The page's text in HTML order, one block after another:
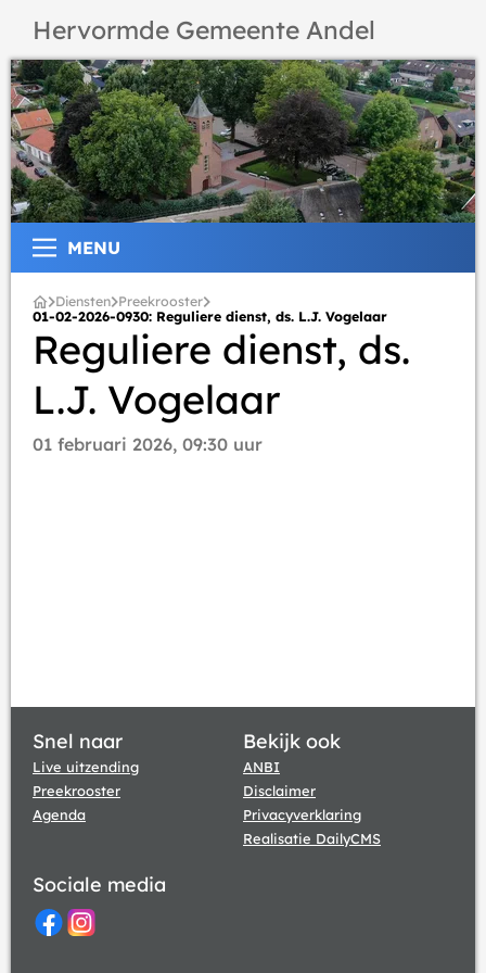
Hervormde Gemeente Andel
MENU
Diensten Preekrooster
01-02-2026-0930: Reguliere dienst, ds. L.J. Vogelaar
Reguliere dienst, ds.
L.J. Vogelaar
01 februari 2026, 09:30 uur
Snel naar
Live uitzending
Preekrooster
Agenda
Bekijk ook
ANBI
Disclaimer
Privacyverklaring
Realisatie DailyCMS
Sociale media